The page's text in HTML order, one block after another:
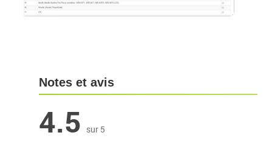
Notes et avis
4.5 sur 5